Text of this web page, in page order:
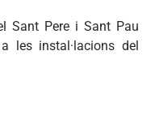
Sant Pere i Sant Pau
les instal·lacions del